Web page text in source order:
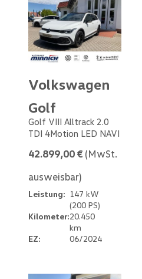
Volkswagen
Golf
Golf VIII Alltrack 2.0
TDI 4Motion LED NAVI
42.899,00 € (MwSt.
ausweisbar)
Leistung: 147 kW
(200 PS)
Kilometer:20.450
km
EZ:
06/2024